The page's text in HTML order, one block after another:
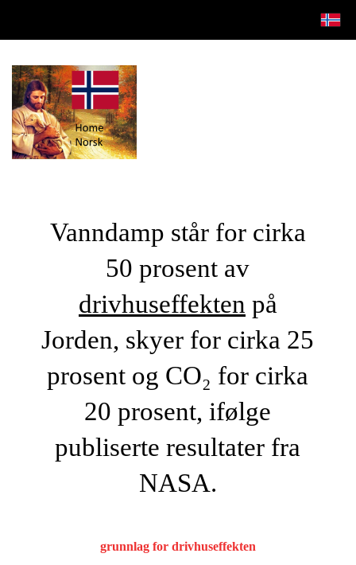
Vanndamp står for cirka
50 prosent av
drivhuseffekten på
Jorden, skyer for cirka 25
prosent og CO₂ for cirka
20 prosent, ifølge
publiserte resultater fra
NASA.
grunnlag for drivhuseffekten